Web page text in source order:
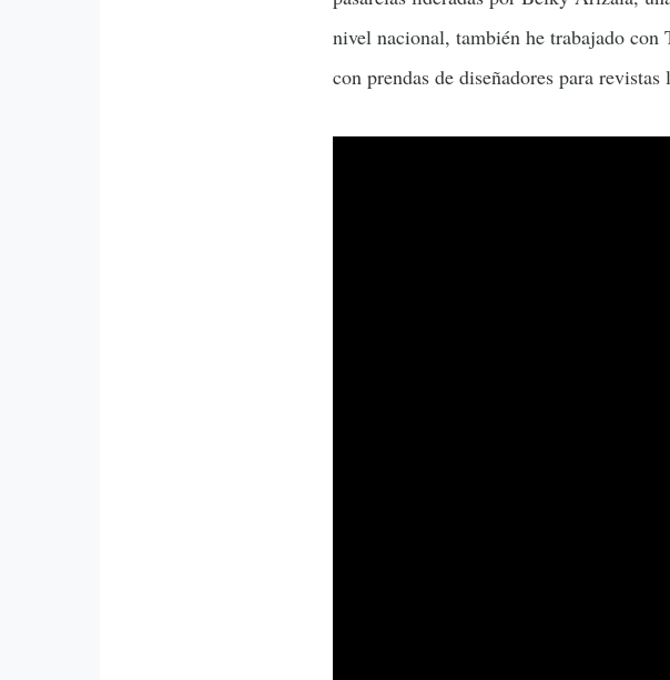
nivel nacional, también he trabajado con
con prendas de diseñadores para